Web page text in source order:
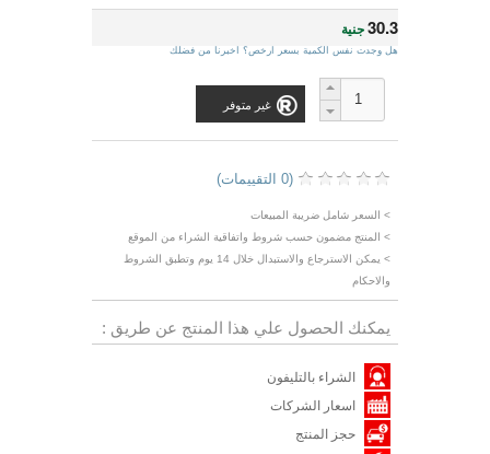
30.3جنية
هل وجدت نفس الكمية بسعر ارخص؟ اخبرنا من فضلك
غير متوفر
(0 التقييمات)
> السعر شامل ضريبة المبيعات
> المنتج مضمون حسب شروط واتفاقية الشراء من الموقع
> يمكن الاسترجاع والاستبدال خلال 14 يوم وتطبق الشروط
والاحكام
يمكنك الحصول علي هذا المنتج عن طريق :
الشراء بالتليفون
اسعار الشركات
حجز المنتج